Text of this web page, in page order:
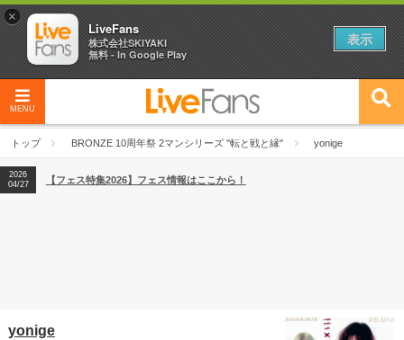
MENU
トップ BRONZE 10周年祭 2マンシリーズ "転と戦と縁" yonige
2026
04/27
2026
【ライブ動員ランキング】2026年上半期編発表！
2026
04/27
【フェス特集2026】フェス情報はここから！
yonige
×
LiveFans
株式会社SKIYAKI
無料 - In Google Play
表示